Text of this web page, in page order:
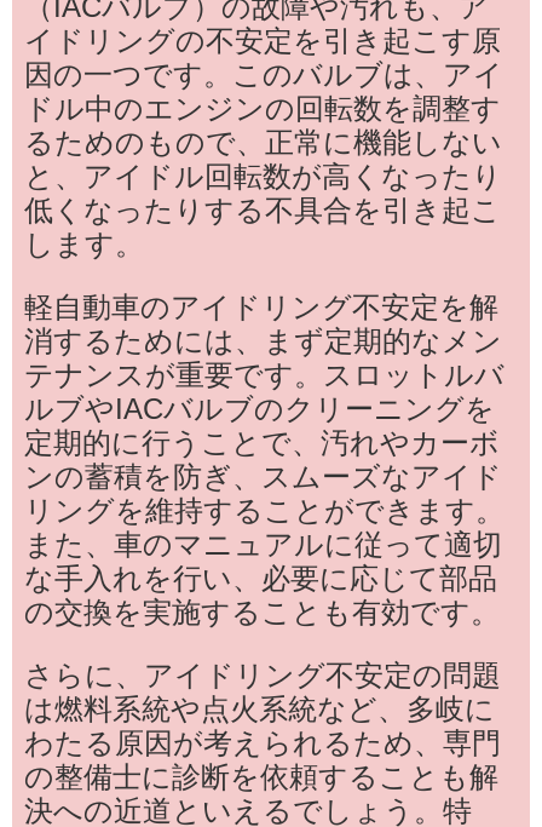
（IACバルブ）の故障や汚れも、ア
イドリングの不安定を引き起こす原
因の一つです。このバルブは、アイ
ドル中のエンジンの回転数を調整す
るためのもので、正常に機能しない
と、アイドル回転数が高くなったり
低くなったりする不具合を引き起こ
します。
軽自動車のアイドリング不安定を解
消するためには、まず定期的なメン
テナンスが重要です。スロットルバ
ルブやIACバルブのクリーニングを
定期的に行うことで、汚れやカーボ
ンの蓄積を防ぎ、スムーズなアイド
リングを維持することができます。
また、車のマニュアルに従って適切
な手入れを行い、必要に応じて部品
の交換を実施することも有効です。
さらに、アイドリング不安定の問題
は燃料系統や点火系統など、多岐に
わたる原因が考えられるため、専門
の整備士に診断を依頼することも解
決への近道といえるでしょう。特